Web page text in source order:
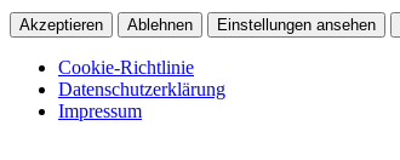
Akzeptieren Ablehnen Einstellungen ansehen
Cookie-Richtlinie
Datenschutzerklärung
Impressum